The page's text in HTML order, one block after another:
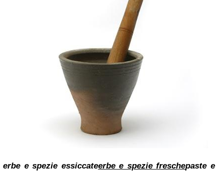
erbe e spezie essiccateerbe e spezie freschepaste e